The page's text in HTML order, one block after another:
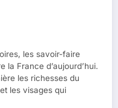
les savoir-faire
la France d’aujourd’hui.
les richesses du
les visages qui